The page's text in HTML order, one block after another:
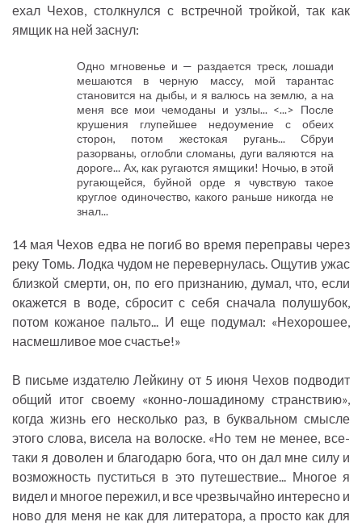
ехал Чехов, столкнулся с встречной тройкой, так как
ямщик на ней заснул:
Одно мгновенье и — раздается треск, лошади
мешаются в черную массу, мой тарантас
становится на дыбы, и я валюсь на землю, а на
меня все мои чемоданы и узлы... <...> После
крушения глупейшее недоумение с обеих
сторон, потом жестокая ругань... Сбруи
разорваны, оглобли сломаны, дуги валяются на
дороге... Ах, как ругаются ямщики! Ночью, в этой
ругающейся, буйной орде я чувствую такое
круглое одиночество, какого раньше никогда не
знал...
14 мая Чехов едва не погиб во время переправы через
реку Томь. Лодка чудом не перевернулась. Ощутив ужас
близкой смерти, он, по его признанию, думал, что, если
окажется в воде, сбросит с себя сначала полушубок,
потом кожаное пальто... И еще подумал: «Нехорошее,
насмешливое мое счастье!»
В письме издателю Лейкину от 5 июня Чехов подводит
общий итог своему «конно-лошадиному странствию»,
когда жизнь его несколько раз, в буквальном смысле
этого слова, висела на волоске. «Но тем не менее, все-
таки я доволен и благодарю бога, что он дал мне силу и
возможность пуститься в это путешествие... Многое я
видел и многое пережил, и все чрезвычайно интересно и
ново для меня не как для литератора, а просто как для